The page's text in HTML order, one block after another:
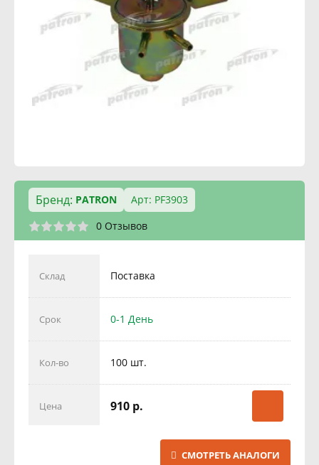
Бренд: PATRON
Арт: PF3903
0 Отзывов
Склад Поставка
Срок 0-1 День
Кол-во 100 шт.
Цена 910 р.
СМОТРЕТЬ АНАЛОГИ